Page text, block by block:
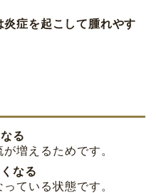
症を起こして腫れやす
る
増えるためです。
なる
ている状態です。